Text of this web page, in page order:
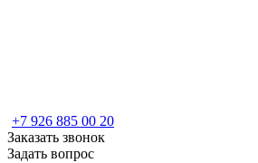
+7 926 885 00 20
Заказать звонок
Задать вопрос